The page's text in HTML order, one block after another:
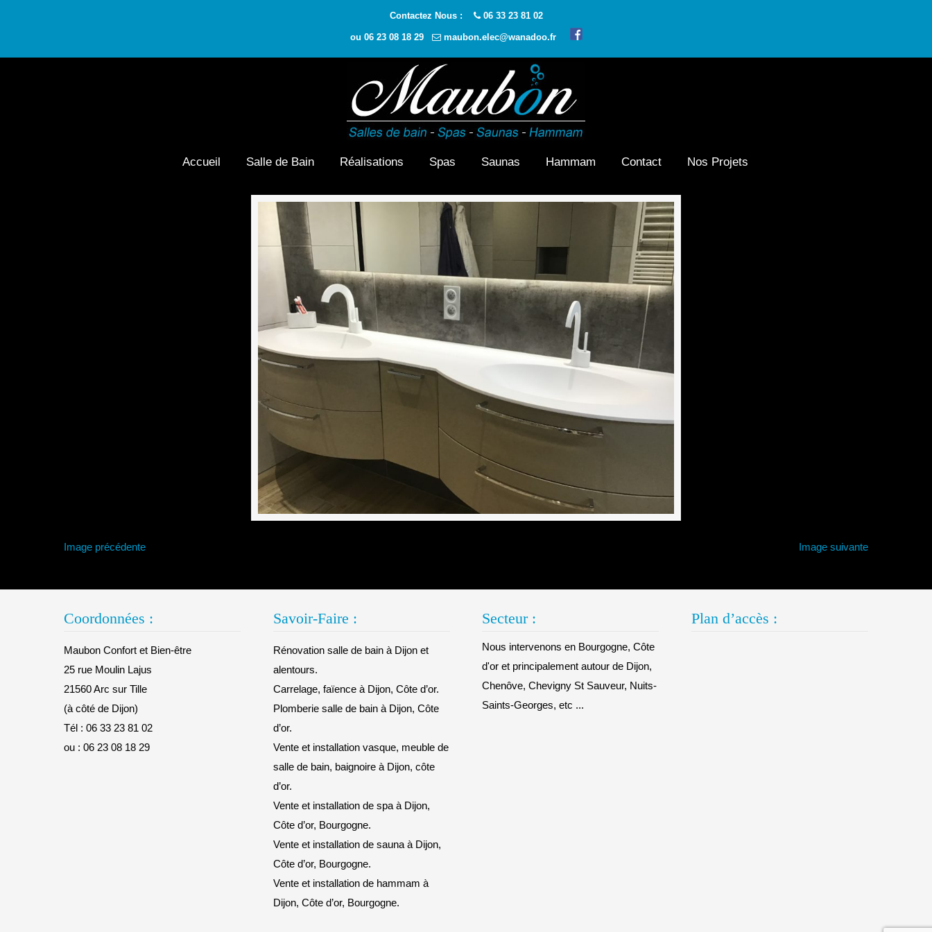
Contactez Nous : 06 33 23 81 02
ou 06 23 08 18 29 maubon.elec@wanadoo.fr
Accueil Salle de Bain Réalisations Spas Saunas Hammam Contact Nos Projets
Image précédente Image suivante
Coordonnées :
Maubon Confort et Bien-être
25 rue Moulin Lajus
21560 Arc sur Tille
(à côté de Dijon)
Tél : 06 33 23 81 02
ou : 06 23 08 18 29
Savoir-Faire :
Rénovation salle de bain à Dijon et
alentours.
Carrelage, faïence à Dijon, Côte d’or.
Plomberie salle de bain à Dijon, Côte
d’or.
Vente et installation vasque, meuble de
salle de bain, baignoire à Dijon, côte
d’or.
Vente et installation de spa à Dijon,
Côte d’or, Bourgogne.
Vente et installation de sauna à Dijon,
Côte d’or, Bourgogne.
Vente et installation de hammam à
Dijon, Côte d’or, Bourgogne.
Secteur :
Nous intervenons en Bourgogne, Côte
d'or et principalement autour de Dijon,
Chenôve, Chevigny St Sauveur, Nuits-
Saints-Georges, etc ...
Plan d’accès :